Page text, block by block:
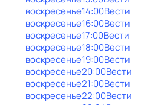
воскресенье14:00Вести
воскресенье16:00Вести
воскресенье17:00Вести
воскресенье18:00Вести
воскресенье19:00Вести
воскресенье20:00Вести
воскресенье21:00Вести
воскресенье22:00Вести